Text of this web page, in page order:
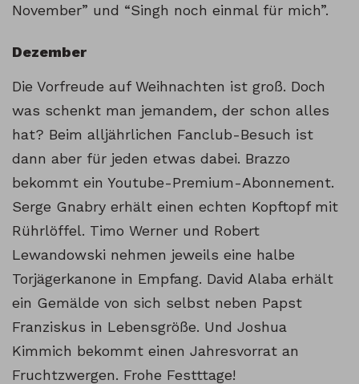
November” und “Singh noch einmal für mich”.
Dezember
Die Vorfreude auf Weihnachten ist groß. Doch
was schenkt man jemandem, der schon alles
hat? Beim alljährlichen Fanclub-Besuch ist
dann aber für jeden etwas dabei. Brazzo
bekommt ein Youtube-Premium-Abonnement.
Serge Gnabry erhält einen echten Kopftopf mit
Rührlöffel. Timo Werner und Robert
Lewandowski nehmen jeweils eine halbe
Torjägerkanone in Empfang. David Alaba erhält
ein Gemälde von sich selbst neben Papst
Franziskus in Lebensgröße. Und Joshua
Kimmich bekommt einen Jahresvorrat an
Fruchtzwergen. Frohe Festttage!